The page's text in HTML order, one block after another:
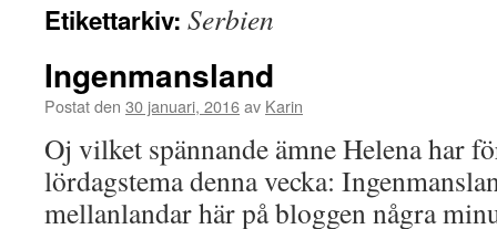
Etikettarkiv: Serbien
Ingenmansland
Postat den 30 januari, 2016av Karin
Oj vilket spännande ämne Helena har
lördagstema denna vecka:
mellanlandar här på bloggen några